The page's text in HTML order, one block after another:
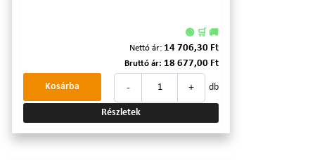
🟢 🛒 🚚
Nettó ár: 14 706,30 Ft
Bruttó ár: 18 677,00 Ft
- + db
Kosárba
Részletek